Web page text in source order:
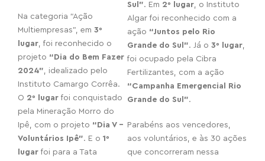
Na categoria “Ação
Multiempresas”, em 3º
lugar, foi reconhecido o
projeto “Dia do Bem Fazer
2024”, idealizado pelo
Instituto Camargo Corrêa.
O 2º lugar foi conquistado
pela Mineração Morro do
Ipê, com o projeto “Dia V –
Voluntários Ipê”. E o 1º
lugar foi para a Tata
Sul”. Em 2º lugar, o Instituto
Algar foi reconhecido com a
ação “Juntos pelo Rio
Grande do Sul”. Já o3º lugar,
foi ocupado pela Cibra
Fertilizantes, com a ação
“Campanha Emergencial Rio
Grande do Sul”.
Parabéns aos vencedores,
aos voluntários, e às 30 ações
que concorreram nessa